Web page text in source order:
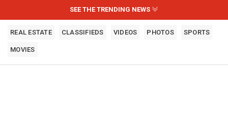
SEE THE TRENDING NEWS
REAL ESTATE CLASSIFIEDS VIDEOS PHOTOS SPORTS
MOVIES